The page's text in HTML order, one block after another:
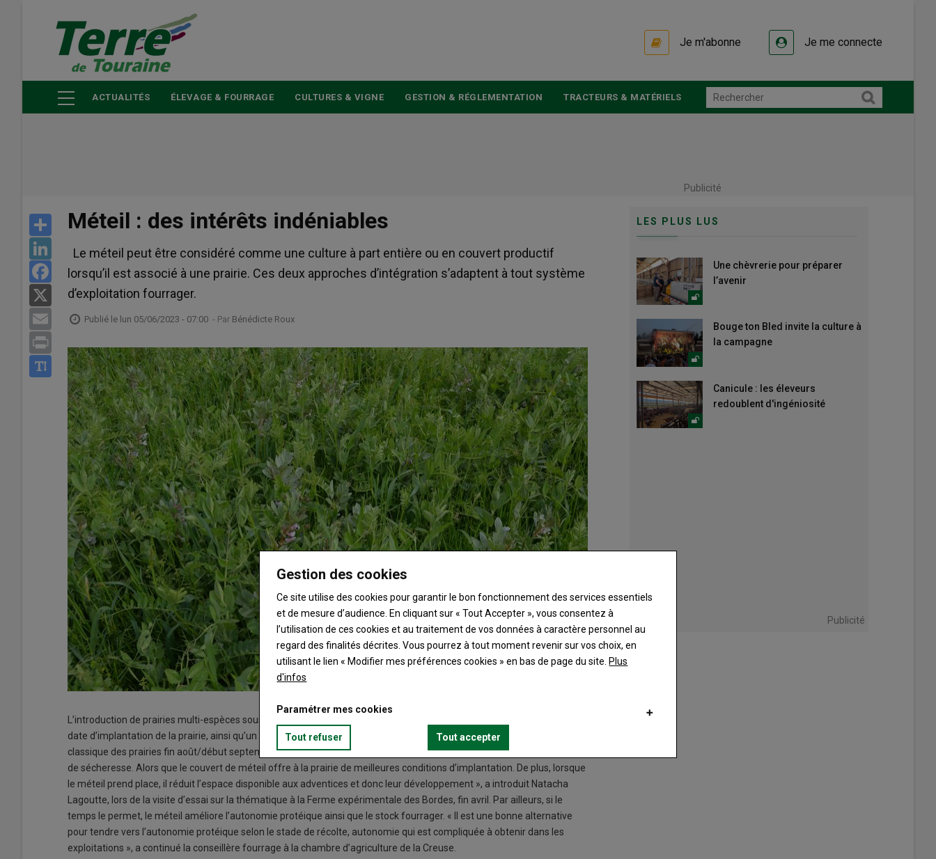
principal
Je m'abonne Je me connecte
ACTUALITÉS ÉLEVAGE & FOURRAGE CULTURES & VIGNE GESTION & RÉGLEMENTATION TRACTEURS & MATÉRIELS
Publicité
Share
LinkedIn
Facebook
Email
Méteil : des intérêts indéniables
Le méteil peut être considéré comme une culture à part entière ou en couvert productif
lorsqu’il est associé à une prairie. Ces deux approches d’intégration s’adaptent à tout système
d’exploitation fourrager.
Publié le lun 05/06/2023 - 07:00 - Par Bénédicte Roux
L’introduction de prairies multi-espèces sous couvert de méteil offre des leviers agronomiques tels que le recul de la
date d’implantation de la prairie, ainsi qu’un salissement moindre. « Avec le changement climatique, l’implantation
classique des prairies fin août/début septembre devient de plus en plus compliquée, notamment à cause des périodes
de sécheresse. Alors que le couvert de méteil offre à la prairie de meilleures conditions d’implantation. De plus, lorsque
le méteil prend place, il réduit l’espace disponible aux adventices et donc leur développement », a introduit Natacha
Lagoutte, lors de la visite d’essai sur la thématique à la Ferme expérimentale des Bordes, fin avril. Par ailleurs, si le
temps le permet, le méteil améliore l’autonomie protéique ainsi que le stock fourrager. « Il est une bonne alternative
pour tendre vers l’autonomie protéique selon le stade de récolte, autonomie qui est compliquée à obtenir dans les
exploitations », a continué la conseillère fourrage à la chambre d’agriculture de la Creuse.
LES PLUS LUS
Une chèvrerie pour préparer
l’avenir
Bouge ton Bled invite la culture à
la campagne
Canicule : les éleveurs
redoublent d'ingéniosité
Publicité
Gestion des cookies
Ce site utilise des cookies pour garantir le bon fonctionnement des services essentiels
et de mesure d’audience. En cliquant sur « Tout Accepter », vous consentez à
l’utilisation de ces cookies et au traitement de vos données à caractère personnel au
regard des finalités décrites. Vous pourrez à tout moment revenir sur vos choix, en
utilisant le lien « Modifier mes préférences cookies » en bas de page du site. Plus
d'infos
Paramétrer mes cookies
Tout refuser Tout accepter